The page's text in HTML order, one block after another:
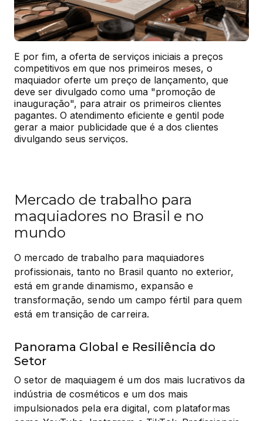
E por fim, a oferta de serviços iniciais a preços
competitivos em que nos primeiros meses, o
maquiador oferte um preço de lançamento, que
deve ser divulgado como uma "promoção de
inauguração", para atrair os primeiros clientes
pagantes. O atendimento eficiente e gentil pode
gerar a maior publicidade que é a dos clientes
divulgando seus serviços.
Mercado de trabalho para
maquiadores no Brasil e no
mundo
O mercado de trabalho para maquiadores
profissionais, tanto no Brasil quanto no exterior,
está em grande dinamismo, expansão e
transformação, sendo um campo fértil para quem
está em transição de carreira.
Panorama Global e Resiliência do
Setor
O setor de maquiagem é um dos mais lucrativos da
indústria de cosméticos e um dos mais
impulsionados pela era digital, com plataformas